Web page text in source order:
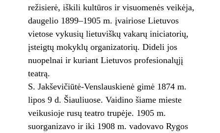
režisierė, iškili kultūros ir visuomenės veikėja,
daugelio 1899–1905 m. įvairiose Lietuvos
vietose vykusių lietuviškų vakarų iniciatorių,
įsteigtų mokyklų organizatorių. Dideli jos
nuopelnai ir kuriant Lietuvos profesionalųjį
teatrą.
S. Jakševičiūtė-Venslauskienė gimė 1874 m.
lipos 9 d. Šiauliuose. Vaidino šiame mieste
veikusioje rusų teatro trupėje. 1905 m.
suorganizavo ir iki 1908 m. vadovavo Rygos